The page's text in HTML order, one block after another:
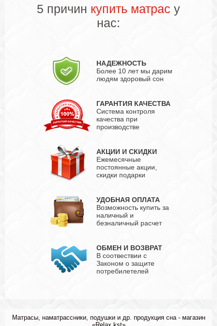
5 причин купить матрас у
нас:
НАДЕЖНОСТЬ
Более 10 лет мы дарим
людям здоровый сон
ГАРАНТИЯ КАЧЕСТВА
Система контроля
качества при
производстве
АКЦИИ И СКИДКИ
Ежемесячные
постоянные акции,
скидки подарки
УДОБНАЯ ОПЛАТА
Возможность купить за
наличный и
безналичный расчет
ОБМЕН И ВОЗВРАТ
В соотвествии с
Законом о защите
потребилетелей
Матрасы, наматрассники, подушки и др. продукция сна - магазин